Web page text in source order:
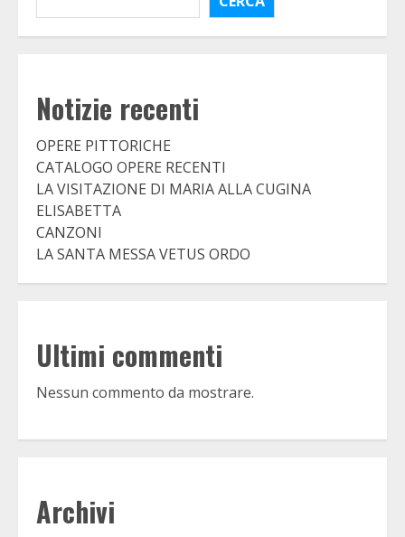
Notizie recenti
OPERE PITTORICHE
CATALOGO OPERE RECENTI
LA VISITAZIONE DI MARIA ALLA CUGINA
ELISABETTA
CANZONI
LA SANTA MESSA VETUS ORDO
Ultimi commenti
Nessun commento da mostrare.
Archivi